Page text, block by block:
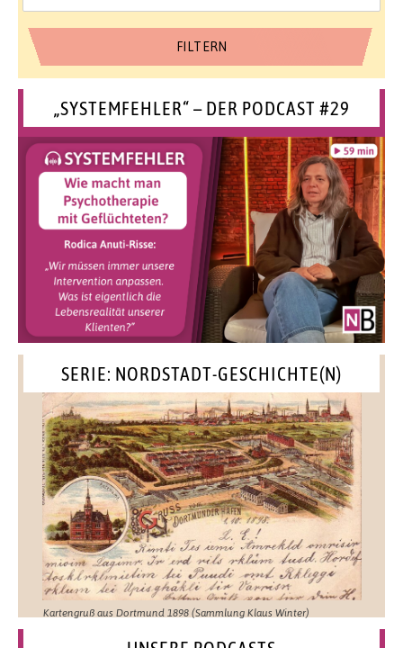
„SYSTEMFEHLER“ – DER PODCAST #29
SERIE: NORDSTADT-GESCHICHTE(N)
Kartengruß aus Dortmund 1898 (Sammlung Klaus Winter)